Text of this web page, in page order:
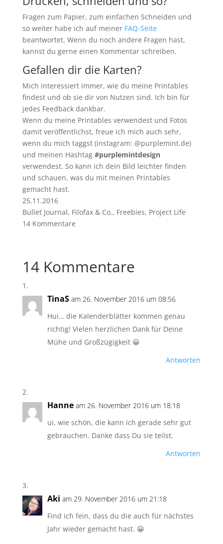
Fragen zum Papier, zum einfachen Schneiden und
so weiter habe ich auf meiner FAQ-Seite
beantwortet. Wenn du noch andere Fragen hast,
kannst du gerne einen Kommentar schreiben.
Gefallen dir die Karten?
Mich interessiert immer, wie du meine Printables
findest und ob sie dir von Nutzen sind. Ich bin für
jedes Feedback dankbar.
Wenn du meine Printables verwendest und Fotos
damit veröffentlichst, freue ich mich auch sehr,
wenn du mich taggst (instagram: @purplemint.de)
und meinen Hashtag #purplemintdesign
verwendest. So kann ich dein Bild leichter finden
und schauen, was du mit meinen Printables
gemacht hast.
25.11.2016
Bullet Journal, Filofax & Co., Freebies, Project Life
14 Kommentare
14 Kommentare
TinaS am 26. November 2016 um 08:56
Hui… die Kalenderblätter kommen genau
richtig! Vielen herzlichen Dank für Deine
Mühe und Großzügigkeit 😀
Antworten
Hanne am 26. November 2016 um 18:18
ui, wie schön, die kann ich gerade sehr gut
gebrauchen. Danke dass Du sie teilst.
Antworten
Aki am 29. November 2016 um 21:18
Find ich fein, dass du die auch für nächstes
Jahr wieder gemacht hast. 😀